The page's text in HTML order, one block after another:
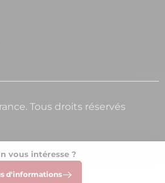
Tous droits réservés
vous intéresse ?
d'informations